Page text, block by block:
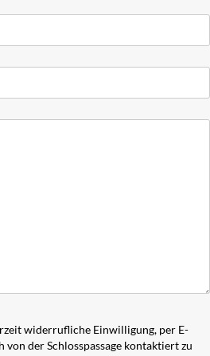
widerrufliche Einwilligung, per E-
der Schlosspassage kontaktiert zu